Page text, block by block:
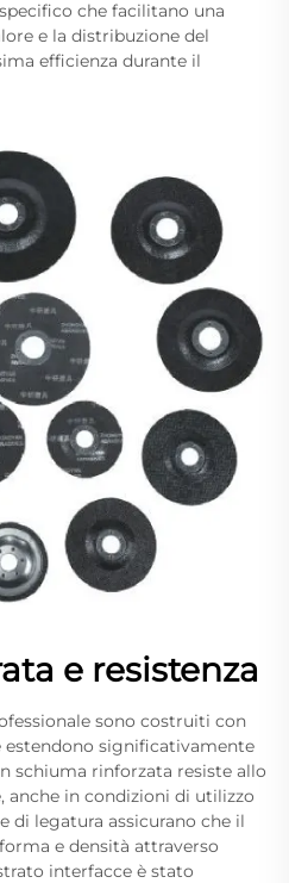
che facilitano una
e la distribuzione del
efficienza durante il
e resistenza
sono costruiti con
significativamente
schiuma rinforzata resiste allo
anche in condizioni di utilizzo
di legatura assicurano che il
e densità attraverso
interfacce è stato